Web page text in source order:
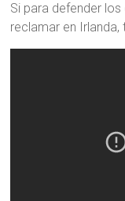
Si para defender
reclamar en Irlanda,